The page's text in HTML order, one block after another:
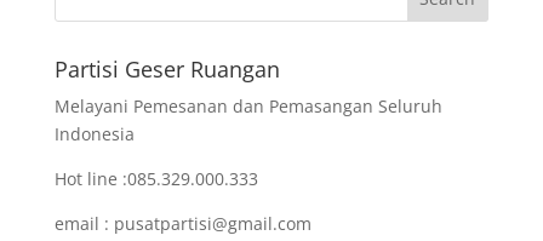
Partisi Geser Ruangan
Melayani Pemesanan dan Pemasangan Seluruh
Indonesia
Hot line :085.329.000.333
email : pusatpartisi@gmail.com